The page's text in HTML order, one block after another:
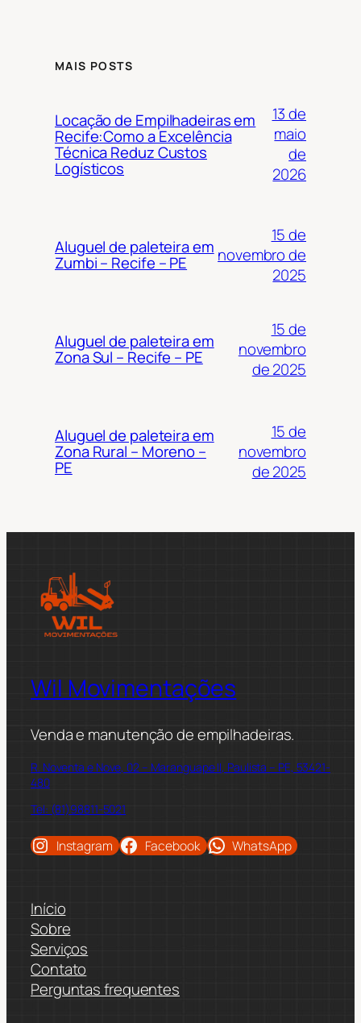
MAIS POSTS
Locação de Empilhadeiras em
Recife:Como a Excelência
Técnica Reduz Custos
Logísticos
13 de
maio
de
2026
Aluguel de paleteira em
Zumbi – Recife – PE
15 de
novembro de
2025
Aluguel de paleteira em
Zona Sul – Recife – PE
15 de
novembro
de 2025
Aluguel de paleteira em
Zona Rural – Moreno –
PE
15 de
novembro
de 2025
Wil Movimentações
Venda e manutenção de empilhadeiras.
R. Noventa e Nove, 02 – Maranguape II, Paulista – PE, 53421-
480
Tel: (81)98811-5021
Instagram Facebook WhatsApp
Início
Sobre
Serviços
Contato
Perguntas frequentes